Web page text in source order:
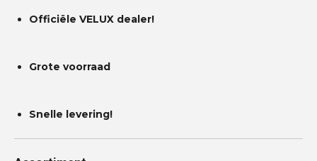
Officiële VELUX dealer!
Grote voorraad
Snelle levering!